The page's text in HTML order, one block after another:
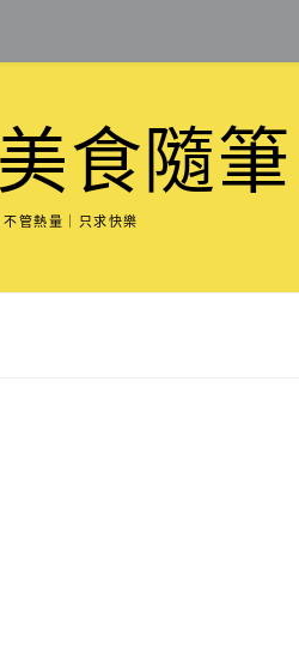
食隨筆
管熱量｜只求快樂